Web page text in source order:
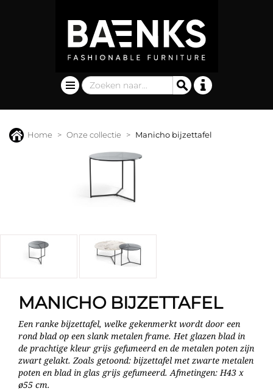
Home Onze collectie Manicho bijzettafel
MANICHO BIJZETTAFEL
Een ranke bijzettafel, welke gekenmerkt wordt door een
rond blad op een slank metalen frame. Het glazen blad in
de prachtige kleur grijs gefumeerd en de metalen poten zijn
zwart gelakt. Zoals getoond: bijzettafel met zwarte metalen
poten en blad in glas grijs gefumeerd. Afmetingen: H43 x
ø55 cm.